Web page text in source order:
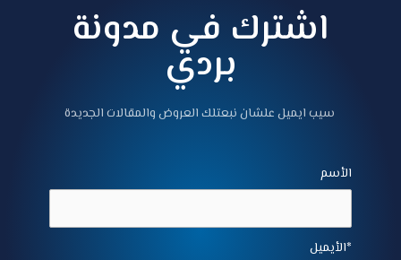
اشترك في مدونة
بردي
الأسم
الأيميل*